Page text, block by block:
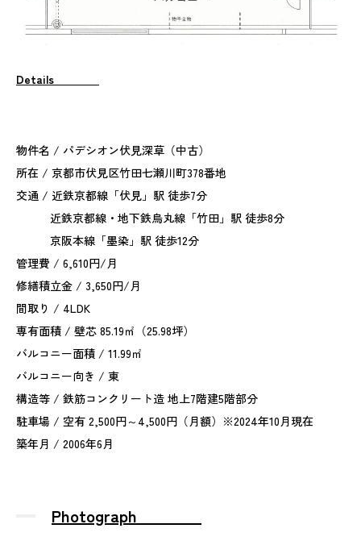
Details
物件名 / パデシオン伏見深草（中古）
所在 / 京都市伏見区竹田七瀬川町378番地
交通 / 近鉄京都線「伏見」駅 徒歩7分
近鉄京都線・地下鉄烏丸線「竹田」駅 徒歩8分
京阪本線「墨染」駅 徒歩12分
管理費 / 6,610円/月
修繕積立金 / 3,650円/月
間取り / 4LDK
専有面積 / 壁芯 85.19㎡（25.98坪）
バルコニー面積 / 11.99㎡
バルコニー向き / 東
構造等 / 鉄筋コンクリート造 地上7階建5階部分
駐車場 / 空有 2,500円～4,500円（月額）※2024年10月現在
築年月 / 2006年6月
Photograph